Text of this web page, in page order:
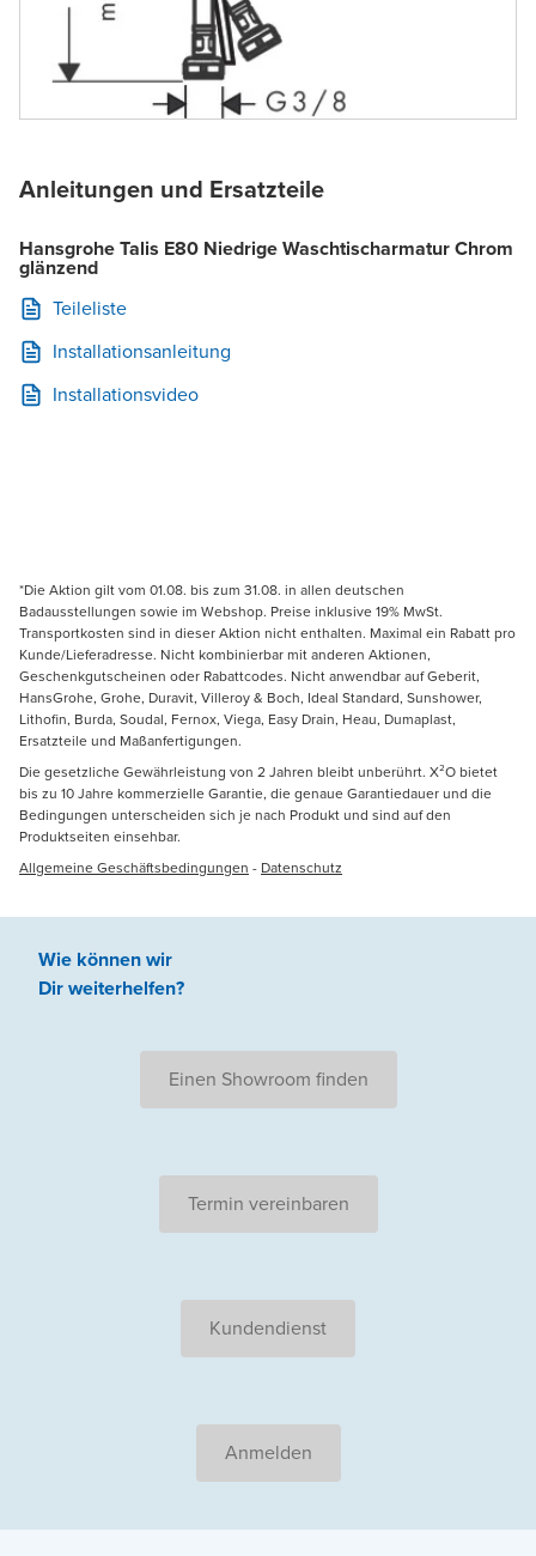
Anleitungen und Ersatzteile
Hansgrohe Talis E80 Niedrige Waschtischarmatur Chrom
glänzend
Teileliste
Installationsanleitung
Installationsvideo
*Die Aktion gilt vom 01.08. bis zum 31.08. in allen deutschen
Badausstellungen sowie im Webshop. Preise inklusive 19% MwSt.
Transportkosten sind in dieser Aktion nicht enthalten. Maximal ein Rabatt pro
Kunde/Lieferadresse. Nicht kombinierbar mit anderen Aktionen,
Geschenkgutscheinen oder Rabattcodes. Nicht anwendbar auf Geberit,
HansGrohe, Grohe, Duravit, Villeroy & Boch, Ideal Standard, Sunshower,
Lithofin, Burda, Soudal, Fernox, Viega, Easy Drain, Heau, Dumaplast,
Ersatzteile und Maßanfertigungen.
Die gesetzliche Gewährleistung von 2 Jahren bleibt unberührt. X²O bietet
bis zu 10 Jahre kommerzielle Garantie, die genaue Garantiedauer und die
Bedingungen unterscheiden sich je nach Produkt und sind auf den
Produktseiten einsehbar.
Allgemeine Geschäftsbedingungen - Datenschutz
Wie können wir
Dir weiterhelfen?
Einen Showroom finden
Termin vereinbaren
Kundendienst
Anmelden